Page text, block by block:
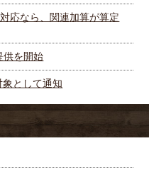
応なら、関連加算が算定
供を開始
として通知